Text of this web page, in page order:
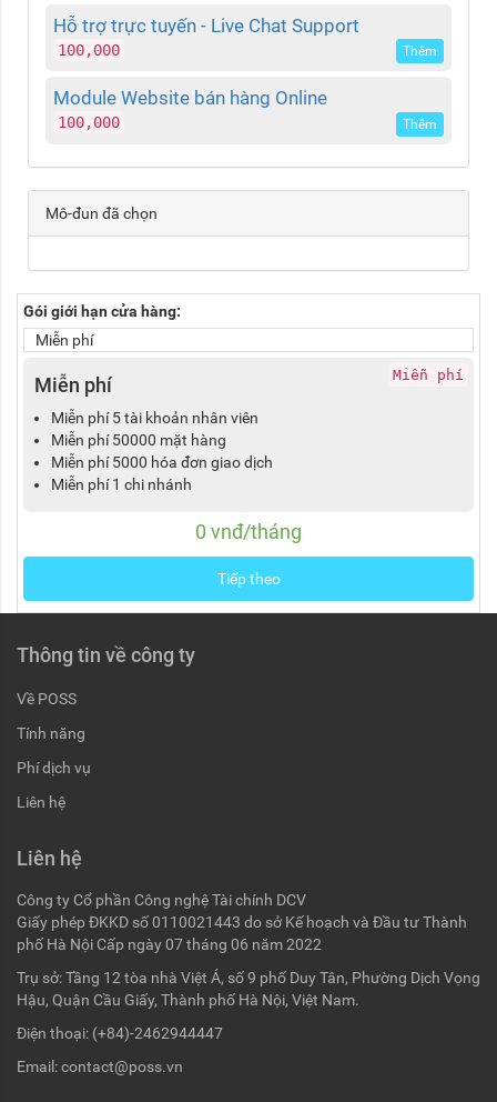
Hỗ trợ trực tuyến - Live Chat Support
100,000 Thêm
Module Website bán hàng Online
100,000 Thêm
Mô-đun đã chọn
Gói giới hạn cửa hàng:
Miễn phí
Miễn phí Miễn phí
Miễn phí 5 tài khoản nhân viên
Miễn phí 50000 mặt hàng
Miễn phí 5000 hóa đơn giao dịch
Miễn phí 1 chi nhánh
0 vnđ/tháng
Tiếp theo
Thông tin về công ty
Về POSS
Tính năng
Phí dịch vụ
Liên hệ
Liên hệ
Công ty Cổ phần Công nghệ Tài chính DCV
Giấy phép ĐKKD số 0110021443 do sở Kế hoạch và Đầu tư Thành
phố Hà Nội Cấp ngày 07 tháng 06 năm 2022
Trụ sở: Tầng 12 tòa nhà Việt Á, số 9 phố Duy Tân, Phường Dịch Vọng
Hậu, Quận Cầu Giấy, Thành phố Hà Nội, Việt Nam.
Điện thoại: (+84)-2462944447
Email:contact@poss.vn